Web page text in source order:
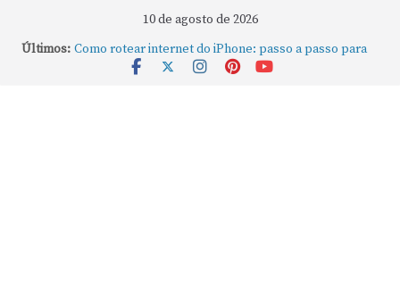
10 de agosto de 2026
Últimos: Como rotear internet do iPhone: passo a passo para
compartilhar a conexão